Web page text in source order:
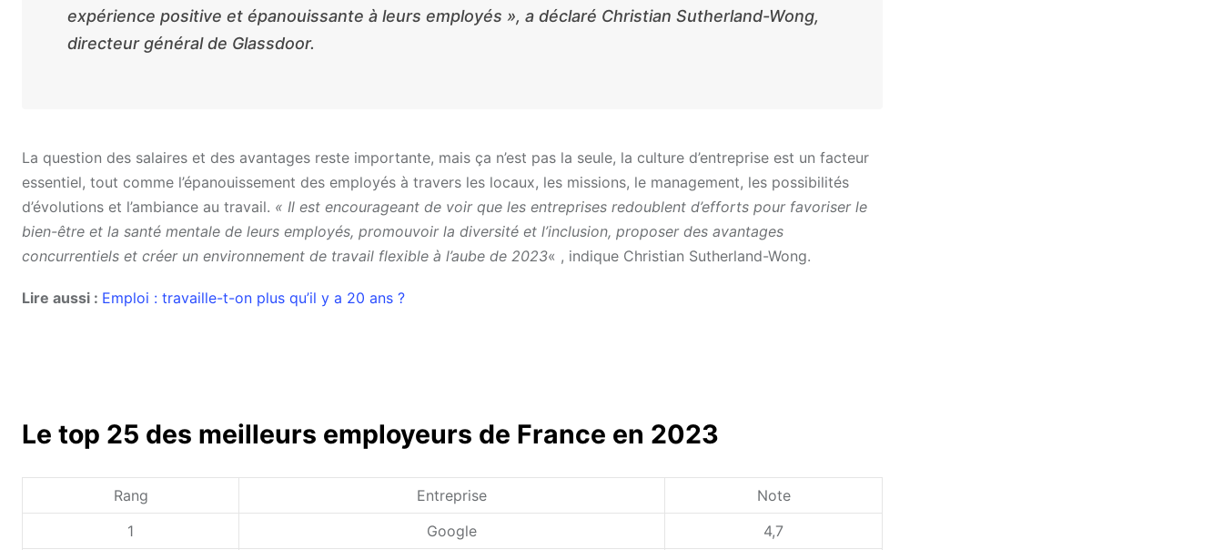
expérience positive et épanouissante à leurs employés », a déclaré Christian Sutherland-Wong,
directeur général de Glassdoor.
La question des salaires et des avantages reste importante, mais ça n’est pas la seule, la culture d’entreprise est un facteur
essentiel, tout comme l’épanouissement des employés à travers les locaux, les missions, le management, les possibilités
d’évolutions et l’ambiance au travail. « Il est encourageant de voir que les entreprises redoublent d’efforts pour favoriser le
bien-être et la santé mentale de leurs employés, promouvoir la diversité et l’inclusion, proposer des avantages
concurrentiels et créer un environnement de travail flexible à l’aube de 2023« , indique Christian Sutherland-Wong.
Lire aussi : Emploi : travaille-t-on plus qu’il y a 20 ans ?
Le top 25 des meilleurs employeurs de France en 2023
Rang Entreprise
Note
1
Google 4,7